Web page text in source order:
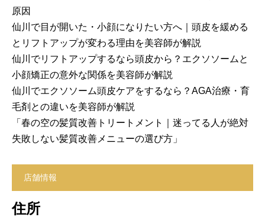
原因
仙川で目が開いた・小顔になりたい方へ｜頭皮を緩める
とリフトアップが変わる理由を美容師が解説
仙川でリフトアップするなら頭皮から？エクソソームと
小顔矯正の意外な関係を美容師が解説
仙川でエクソソーム頭皮ケアをするなら？AGA治療・育
毛剤との違いを美容師が解説
「春の空の髪質改善トリートメント｜迷ってる人が絶対
失敗しない髪質改善メニューの選び方」
店舗情報
住所